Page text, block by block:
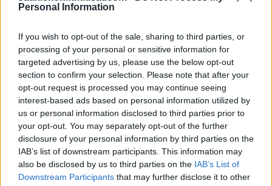
Personal Information
If you wish to opt-out of the sale, sharing to third parties, or
processing of your personal or sensitive information for
targeted advertising by us, please use the below opt-out
section to confirm your selection. Please note that after your
opt-out request is processed you may continue seeing
interest-based ads based on personal information utilized by
us or personal information disclosed to third parties prior to
your opt-out. You may separately opt-out of the further
disclosure of your personal information by third parties on the
IAB’s list of downstream participants. This information may
also be disclosed by us to third parties on the IAB’s List of
Downstream Participants that may further disclose it to other